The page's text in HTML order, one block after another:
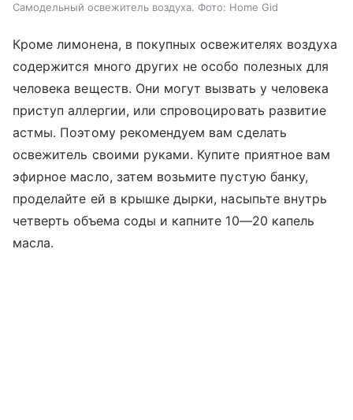
Самодельный освежитель воздуха. Фото: Home Gid
Кроме лимонена, в покупных освежителях воздуха
содержится много других не особо полезных для
человека веществ. Они могут вызвать у человека
приступ аллергии, или спровоцировать развитие
астмы. Поэтому рекомендуем вам сделать
освежитель своими руками. Купите приятное вам
эфирное масло, затем возьмите пустую банку,
проделайте ей в крышке дырки, насыпьте внутрь
четверть объема соды и капните 10—20 капель
масла.